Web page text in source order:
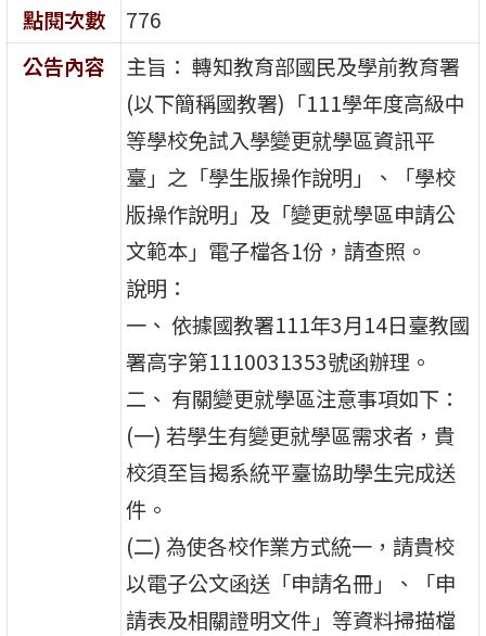
點閱次數
776
公告內容
主旨： 轉知教育部國民及學前教育署
(以下簡稱國教署)「111學年度高級中
等學校免試入學變更就學區資訊平
臺」之「學生版操作說明」、「學校
版操作說明」及「變更就學區申請公
文範本」電子檔各1份，請查照。
說明：
一、 依據國教署111年3月14日臺教國
署高字第1110031353號函辦理。
二、 有關變更就學區注意事項如下：
(一) 若學生有變更就學區需求者，貴
校須至旨揭系統平臺協助學生完成送
件。
(二) 為使各校作業方式統一，請貴校
以電子公文函送「申請名冊」、「申
請表及相關證明文件」等資料掃描檔